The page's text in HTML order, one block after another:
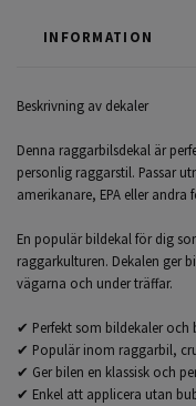
INFORMATION
Beskrivning av dekaler
Denna raggarbilsdekal är
personlig raggarstil. Passar
amerikanare, EPA eller
En populär bildekal för dig
raggarkulturen. Dekalen ger
vägarna och under träffar.
✔ Perfekt som bildekaler och
✔ Populär inom raggarbil,
✔ Ger bilen en klassisk och
✔ Enkel att applicera utan